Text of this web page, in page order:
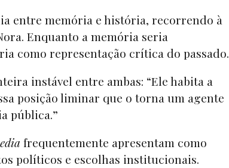
entre memória e história, recorrendo à
Enquanto a memória seria
como representação crítica do passado.
instável entre ambas: “Ele habita a
posição liminar que o torna um agente
pública.”
frequentemente apresentam como
políticos e escolhas institucionais.